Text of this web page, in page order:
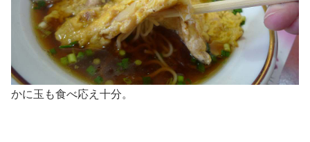
かに玉も食べ応え十分。